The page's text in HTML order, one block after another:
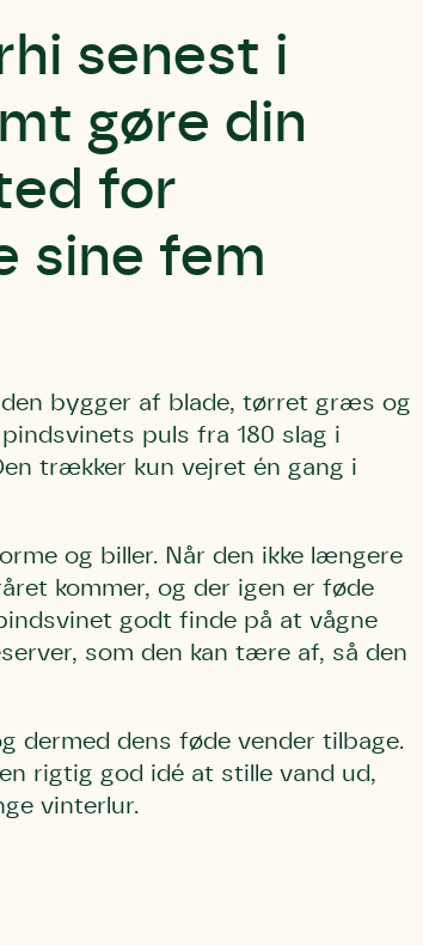
senest i
gøre din
for
sine fem
bygger af blade, tørret græs og
puls fra 180 slag i
trækker kun vejret én gang i
og biller. Når den ikke længere
kommer, og der igen er føde
godt finde på at vågne
som den kan tære af, så den
dermed dens føde vender tilbage.
rigtig god idé at stille vand ud,
vinterlur.